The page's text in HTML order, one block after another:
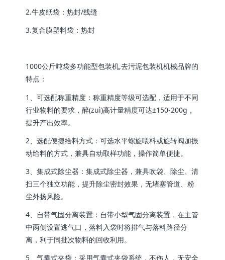
2.牛皮纸袋：热封/线缝
3.复合膜塑料袋：热封
1000公斤吨袋多功能型包装机,去污泥包装机机械品牌的
特点：
1、可选配称重精度：称重精度等级可选配，适用于不同
行业物料的要求，醉(zuì)高计量精度可达±150-200g，
提升产出效率。
2、选配便捷给料方式：可选水平螺旋喂料或旋转阀加振
动给料的方式，兼具自动取样功能，操作简单便捷。
3、集成式除尘器：集成式除尘器，兼具吹袋、除尘、清
扫三个独立功能，提升除尘密封效果，无堵塞管道、粉
尘外扬风险。
4、自带气固分离装置：自带小型气固分离装置，在主管
中两侧设置逃气口，落料入袋时将排气与落料路径分
离，利于同批次物料的回收利用。
5、气囊式夹袋：采用气囊式夹袋系统，不伤人，无安全